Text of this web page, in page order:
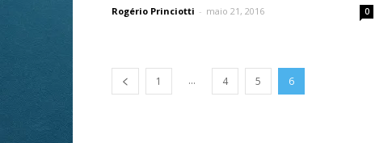
Rogério Princiotti - maio 21, 2016 0
1 ... 4 5 6